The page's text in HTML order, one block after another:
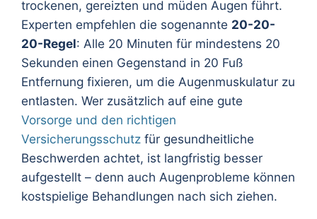
trockenen, gereizten und müden Augen führt.
Experten empfehlen die sogenannte 20-20-
20-Regel: Alle 20 Minuten für mindestens 20
Sekunden einen Gegenstand in 20 Fuß
Entfernung fixieren, um die Augenmuskulatur zu
entlasten. Wer zusätzlich auf eine gute
Vorsorge und den richtigen
Versicherungsschutz für gesundheitliche
Beschwerden achtet, ist langfristig besser
aufgestellt – denn auch Augenprobleme können
kostspielige Behandlungen nach sich ziehen.